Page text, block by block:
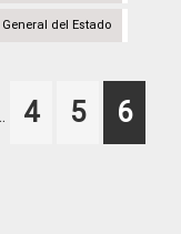
del Estado
Page
4 Page
5 Page
6